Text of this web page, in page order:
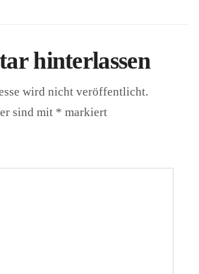
hinterlassen
wird nicht veröffentlicht.
sind mit * markiert